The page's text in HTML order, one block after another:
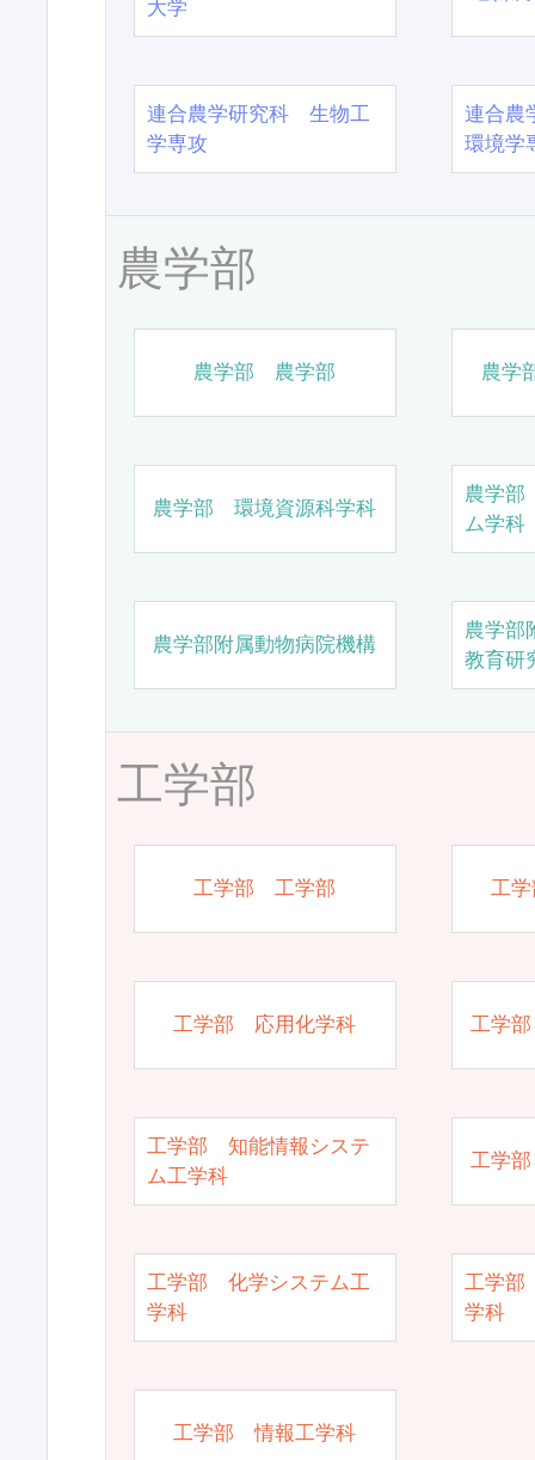
大学
連合農学研究科 生物工
学専攻
連合農
環境学
農学部
農学部 農学部 農学
農学部 環境資源科学科
農学
ム学科
農学部附属動物病院機構
農学部
教育研
工学部
工学部 工学部 工
工学部 応用化学科 工学
工学部 知能情報システ
ム工学科
工学
工学部 化学システム工
学科
工学部
学科
工学部 情報工学科